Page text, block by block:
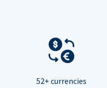
52+ currencies